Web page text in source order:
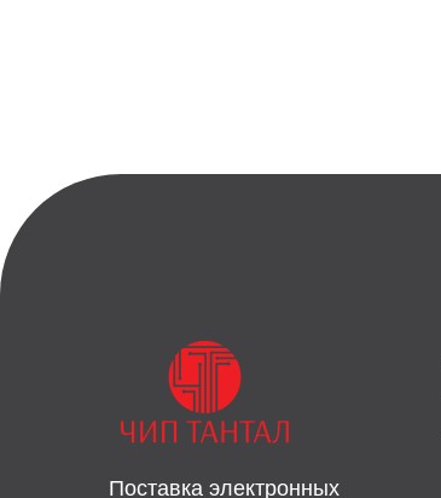
Поставка электронных